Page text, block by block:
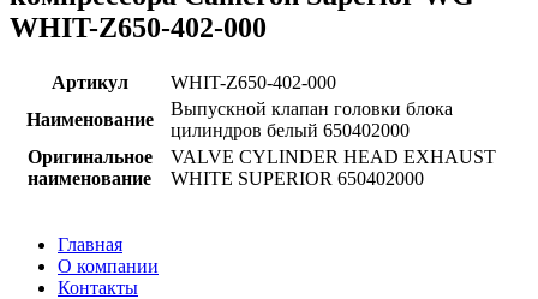
WHIT-Z650-402-000
Артикул
WHIT-Z650-402-000
Наименование
Выпускной клапан головки блока
цилиндров белый 650402000
Оригинальное
наименование
VALVE CYLINDER HEAD EXHAUST
WHITE SUPERIOR 650402000
Главная
О компании
Контакты